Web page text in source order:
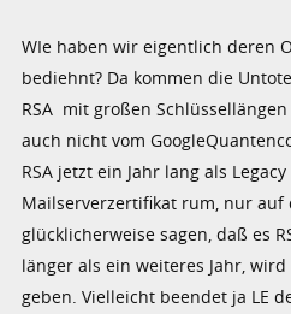
WIe haben wir eigentlich deren
bediehnt? Da kommen die
RSA mit großen
auch nicht vom
RSA jetzt ein Jahr lang als
Mailserverzertifikat rum, nur auf
glücklicherweise sagen, daß es
länger als ein weiteres Jahr,
geben. Vielleicht beendet ja LE